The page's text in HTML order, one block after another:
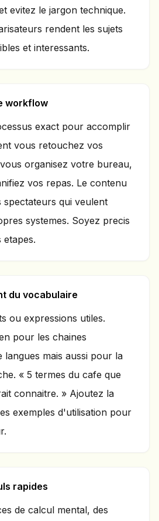
evitez le jargon technique.
rendent les sujets
et interessants.
workflow
exact pour accomplir
vous retouchez vos
organisez votre bureau,
vos repas. Le contenu
qui veulent
systemes. Soyez precis
etapes.
du vocabulaire
ou expressions utiles.
pour les chaines
langues mais aussi pour la
« 5 termes du cafe que
connaitre. » Ajoutez la
exemples d'utilisation pour
rapides
de calcul mental, des